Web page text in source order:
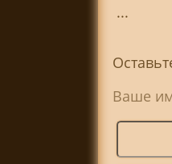
...